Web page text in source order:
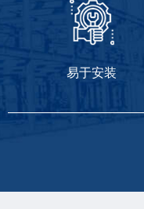
易于安装